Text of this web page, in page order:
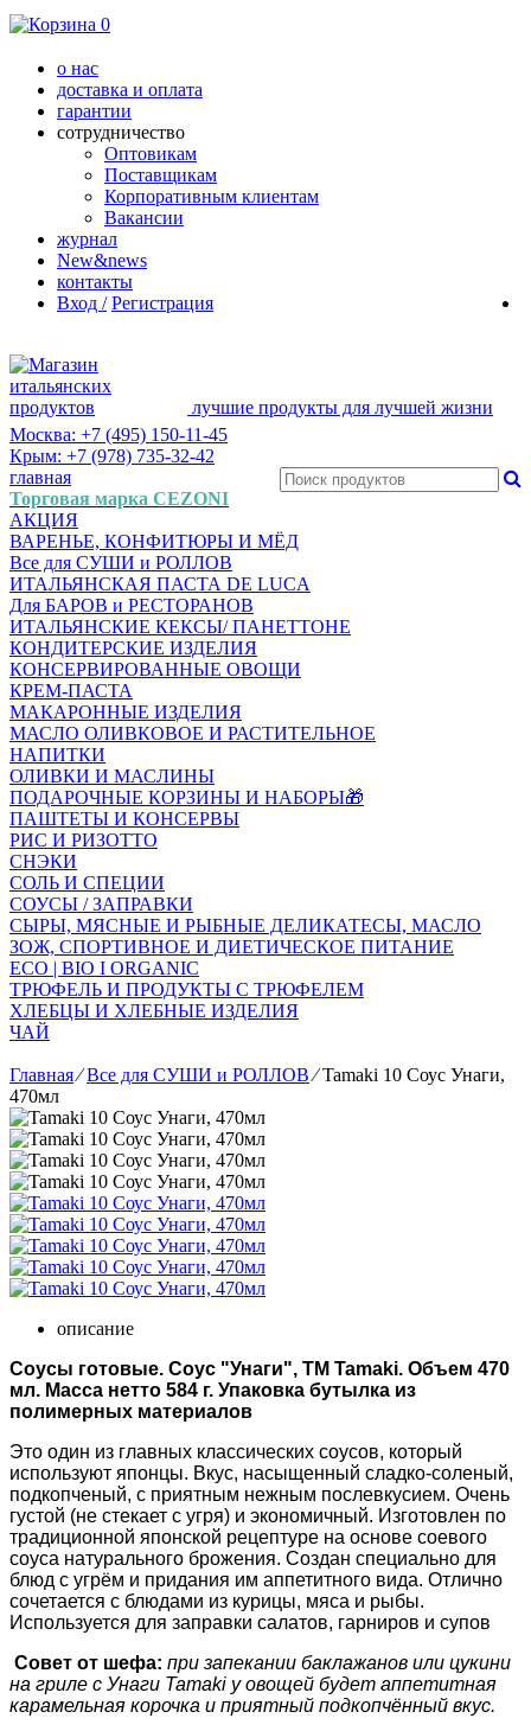
0
о нас
доставка и оплата
гарантии
сотрудничество
Оптовикам
Поставщикам
Корпоративным клиентам
Вакансии
журнал
New&news
контакты
Вход / Регистрация
лучшие продукты для лучшей жизни
Москва: +7 (495) 150-11-45
Крым: +7 (978) 735-32-42
главная
Торговая марка CEZONI
АКЦИЯ
ВАРЕНЬЕ, КОНФИТЮРЫ И МЁД
Все для СУШИ и РОЛЛОВ
ИТАЛЬЯНСКАЯ ПАСТА DE LUCA
Для БАРОВ и РЕСТОРАНОВ
ИТАЛЬЯНСКИЕ КЕКСЫ/ ПАНЕТТОНЕ
КОНДИТЕРСКИЕ ИЗДЕЛИЯ
КОНСЕРВИРОВАННЫЕ ОВОЩИ
КРЕМ-ПАСТА
МАКАРОННЫЕ ИЗДЕЛИЯ
МАСЛО ОЛИВКОВОЕ И РАСТИТЕЛЬНОЕ
НАПИТКИ
ОЛИВКИ И МАСЛИНЫ
ПОДАРОЧНЫЕ КОРЗИНЫ И НАБОРЫ🎁
ПАШТЕТЫ И КОНСЕРВЫ
РИС И РИЗОТТО
СНЭКИ
СОЛЬ И СПЕЦИИ
СОУСЫ / ЗАПРАВКИ
СЫРЫ, МЯСНЫЕ И РЫБНЫЕ ДЕЛИКАТЕСЫ, МАСЛО
ЗОЖ, СПОРТИВНОЕ И ДИЕТИЧЕСКОЕ ПИТАНИЕ
ECO | BIO I ORGANIC
ТРЮФЕЛЬ И ПРОДУКТЫ С ТРЮФЕЛЕМ
ХЛЕБЦЫ И ХЛЕБНЫЕ ИЗДЕЛИЯ
ЧАЙ
Главная⁄Все для СУШИ и РОЛЛОВ ⁄ Tamaki 10 Соус Унаги,
470мл
описание
Соусы готовые. Соус "Унаги", ТМ Tamaki. Объем 470
мл. Масса нетто 584 г. Упаковка бутылка из
полимерных материалов
Это один из главных классических соусов, который
используют японцы. Вкус, насыщенный сладко-соленый,
подкопченый, с приятным нежным послевкусием. Очень
густой (не стекает с угря) и экономичный. Изготовлен по
традиционной японской рецептуре на основе соевого
соуса натурального брожения. Создан специально для
блюд с угрём и придания им аппетитного вида. Отлично
сочетается с блюдами из курицы, мяса и рыбы.
Используется для заправки салатов, гарниров и супов
Совет от шефа: при запекании баклажанов или цукини
на гриле с Унаги Tamaki у овощей будет аппетитная
карамельная корочка и приятный подкопчённый вкус.